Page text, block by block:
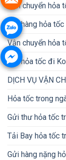
Vận chuyển hỏa
Gửi hàng hỏa
Vận chuyển hỏa
Gửi hỏa tốc đi
DỊCH VỤ VẬN
Hỏa tốc trong
Gửi thư hỏa tốc
Tải Bay hỏa tốc
Gửi hàng nặng